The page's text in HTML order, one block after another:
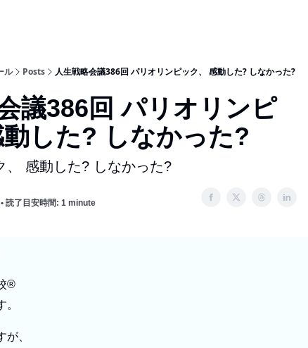
ル Posts 人生戦略会議386回 パリオリンピック、 感動した? しなかった?
議386回 パリオリンピ
した? しなかった?
、 感動した? しなかった?
読了目安時間: 1 minute
®︎
、